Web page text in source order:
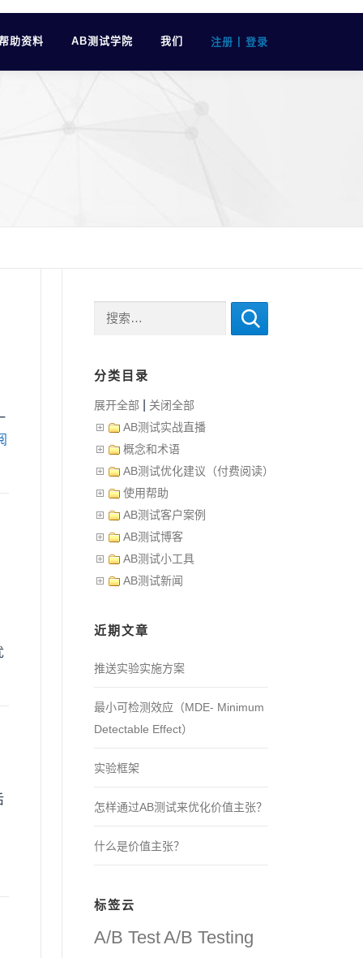
助资料 AB测试学院 我们 注册 登录
搜索：
分类目录
展开全部
关闭全部
AB测试实战直播
概念和术语
AB测试优化建议（付费阅读）
使用帮助
AB测试客户案例
AB测试博客
AB测试小工具
AB测试新闻
近期文章
推送实验实施方案
最小可检测效应（MDE- Minimum
Detectable Effect）
实验框架
怎样通过AB测试来优化价值主张？
什么是价值主张？
标签云
A/B TestA/B Testing